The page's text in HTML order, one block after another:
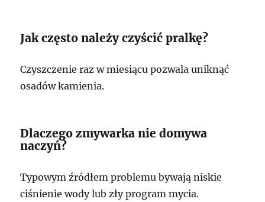
Jak często należy czyścić pralkę?
Czyszczenie raz w miesiącu pozwala uniknąć
osadów kamienia.
Dlaczego zmywarka nie domywa
naczyń?
Typowym źródłem problemu bywają niskie
ciśnienie wody lub zły program mycia.